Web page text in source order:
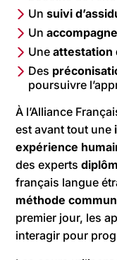
Unsuivi
Un
Uneattestation
Des
poursuivre
À l’Alliance
est avant tout une
expérience
des experts
français langue
méthode
premier jour, les
interagir pour